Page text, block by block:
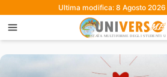
Ultima modifica: 8 Agosto